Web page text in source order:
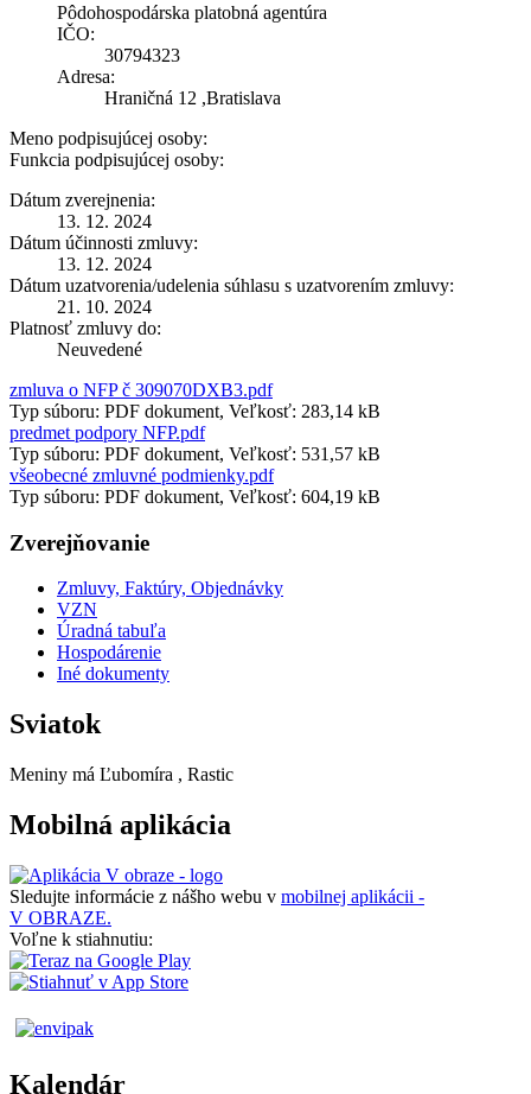
Pôdohospodárska platobná agentúra
IČO:
30794323
Adresa:
Hraničná 12 ,Bratislava
Meno podpisujúcej osoby:
Funkcia podpisujúcej osoby:
Dátum zverejnenia:
13. 12. 2024
Dátum účinnosti zmluvy:
13. 12. 2024
Dátum uzatvorenia/udelenia súhlasu s uzatvorením zmluvy:
21. 10. 2024
Platnosť zmluvy do:
Neuvedené
zmluva o NFP č 309070DXB3.pdf
Typ súboru: PDF dokument, Veľkosť: 283,14 kB
predmet podpory NFP.pdf
Typ súboru: PDF dokument, Veľkosť: 531,57 kB
všeobecné zmluvné podmienky.pdf
Typ súboru: PDF dokument, Veľkosť: 604,19 kB
Zverejňovanie
Zmluvy, Faktúry, Objednávky
VZN
Úradná tabuľa
Hospodárenie
Iné dokumenty
Sviatok
Meniny má Ľubomíra , Rastic
Mobilná aplikácia
Sledujte informácie z nášho webu v mobilnej aplikácii -
V OBRAZE.
Voľne k stiahnutiu:
Kalendár